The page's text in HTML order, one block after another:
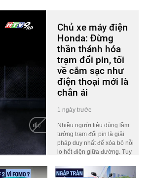
Chủ xe máy điện
Honda: Đừng
thần thánh hóa
trạm đổi pin, tối
về cắm sạc như
điện thoại mới là
chân ái
1 ngày trước
Nhiều người tiêu dùng lầm
tưởng trạm đổi pin là giải
pháp duy nhất để xóa bỏ nỗi
lo hết điện giữa đường. Tuy
Thúc Hoàng Linh – người